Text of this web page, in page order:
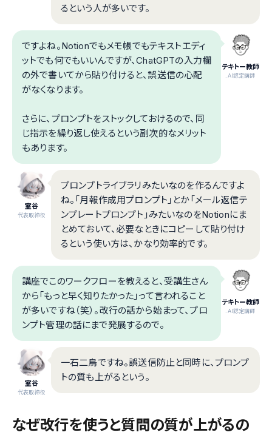
るという人が多いです。
テキトー教師
.AI認定講師
ですよね。Notionでもメモ帳でもテキストエディ
ットでも何でもいいんですが、ChatGPTの入力欄
の外で書いてから貼り付けると、誤送信の心配
がなくなります。
さらに、プロンプトをストックしておけるので、同
じ指示を繰り返し使えるという副次的なメリット
もあります。
室谷
代表取締役
プロンプトライブラリみたいなのを作るんですよ
ね。「月報作成用プロンプト」とか「メール返信テ
ンプレートプロンプト」みたいなのをNotionにま
とめておいて、必要なときにコピーして貼り付け
るという使い方は、かなり効率的です。
テキトー教師
.AI認定講師
講座でこのワークフローを教えると、受講生さん
から「もっと早く知りたかった」って言われること
が多いですね（笑）。改行の話から始まって、プロ
ンプト管理の話にまで発展するので。
室谷
代表取締役
一石二鳥ですね。誤送信防止と同時に、プロンプ
トの質も上がるという。
なぜ改行を使うと質問の質が上がるの